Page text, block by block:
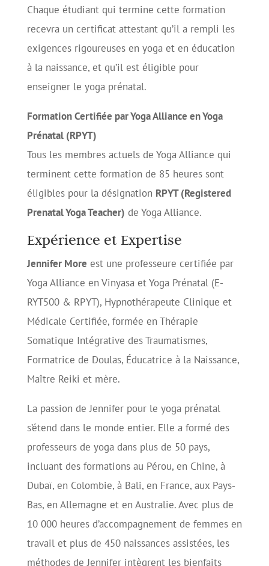
Chaque étudiant qui termine cette formation
recevra un certificat attestant qu’il a rempli les
exigences rigoureuses en yoga et en éducation
à la naissance, et qu’il est éligible pour
enseigner le yoga prénatal.
Formation Certifiée par Yoga Alliance en Yoga
Prénatal (RPYT)
Tous les membres actuels de Yoga Alliance qui
terminent cette formation de 85 heures sont
éligibles pour la désignation RPYT (Registered
Prenatal Yoga Teacher) de Yoga Alliance.
Expérience et Expertise
Jennifer More est une professeure certifiée par
Yoga Alliance en Vinyasa et Yoga Prénatal (E-
RYT500 & RPYT), Hypnothérapeute Clinique et
Médicale Certifiée, formée en Thérapie
Somatique Intégrative des Traumatismes,
Formatrice de Doulas, Éducatrice à la Naissance,
Maître Reiki et mère.
La passion de Jennifer pour le yoga prénatal
s’étend dans le monde entier. Elle a formé des
professeurs de yoga dans plus de 50 pays,
incluant des formations au Pérou, en Chine, à
Dubaï, en Colombie, à Bali, en France, aux Pays-
Bas, en Allemagne et en Australie. Avec plus de
10 000 heures d’accompagnement de femmes en
travail et plus de 450 naissances assistées, les
méthodes de Jennifer intègrent les bienfaits